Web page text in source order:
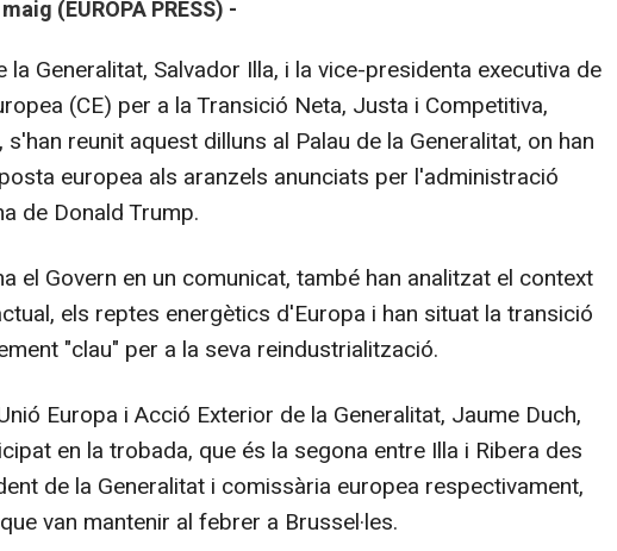
(EUROPA PRESS) -
la Generalitat, Salvador Illa, i la vice-presidenta executiva de
(CE) per a la Transició Neta, Justa i Competitiva,
reunit aquest dilluns al Palau de la Generalitat, on han
europea als aranzels anunciats per l'administració
de Donald Trump.
el Govern en un comunicat, també han analitzat el context
els reptes energètics d'Europa i han situat la transició
"clau" per a la seva reindustrialització.
Europa i Acció Exterior de la Generalitat, Jaume Duch,
en la trobada, que és la segona entre Illa i Ribera des
de la Generalitat i comissària europea respectivament,
van mantenir al febrer a Brussel·les.